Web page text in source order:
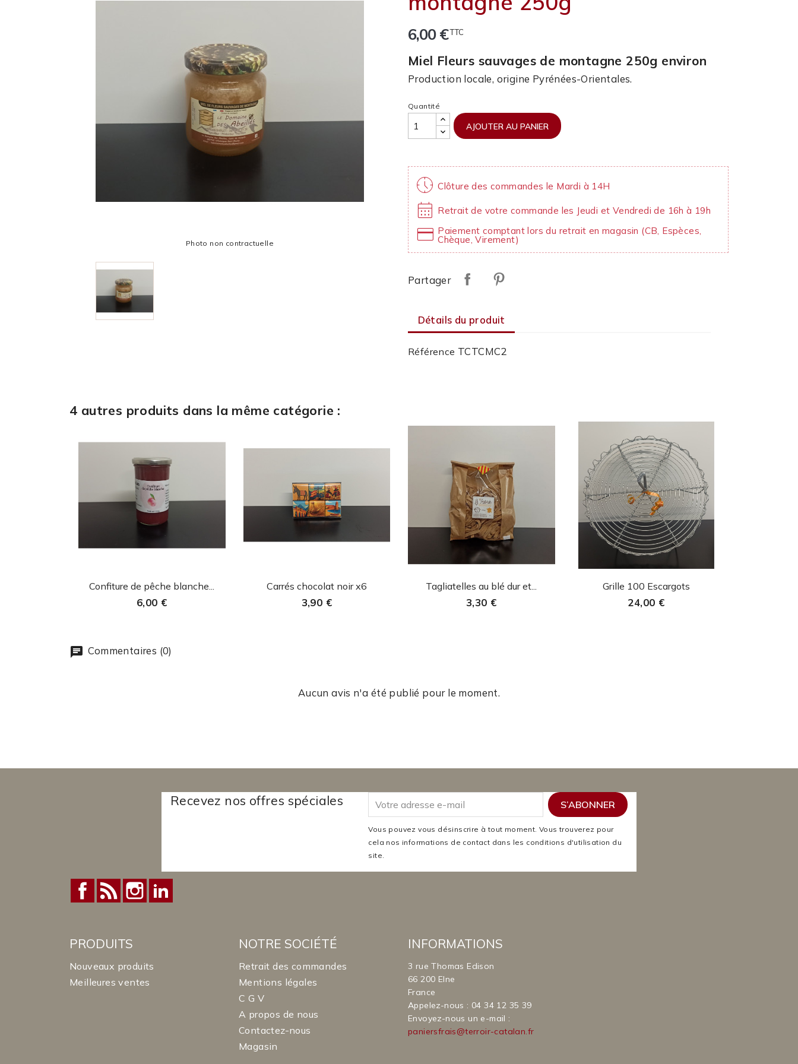
Photo non contractuelle
6,00 €TTC
Miel Fleurs sauvages de montagne 250g environ
Production locale, origine Pyrénées-Orientales.
Quantité
AJOUTER AU PANIER
nest_clock_farsight_analog Clôture des commandes le Mardi à 14H
calendar_month Retrait de votre commande les Jeudi et Vendredi de 16h à 19h
credit_card Paiement comptant lors du retrait en magasin (CB, Espèces,
Chèque, Virement)
Partager
Détails du produit
Référence TCTCMC2
4 autres produits dans la même catégorie :
 Aperçu rapide
Confiture de pêche blanche...
6,00 €
Aperçu rapide
Carrés chocolat noir x6
3,90 €
Aperçu rapide
Tagliatelles au blé dur et...
3,30 €
Aperçu rapide
Grille 100 Escargots
24,00 €
Commentaires (0)
Aucun avis n'a été publié pour le moment.
Recevez nos offres spéciales
Vous pouvez vous désinscrire à tout moment. Vous trouverez pour
cela nos informations de contact dans les conditions d'utilisation du
site.
Facebook
Rss Instagram
PRODUITS
Nouveaux produits
Meilleures ventes
NOTRE SOCIÉTÉ
Retrait des commandes
Mentions légales
C G V
A propos de nous
Contactez-nous
Magasin
INFORMATIONS
3 rue Thomas Edison
66 200 Elne
France
Appelez-nous : 04 34 12 35 39
Envoyez-nous un e-mail :
paniersfrais@terroir-catalan.fr